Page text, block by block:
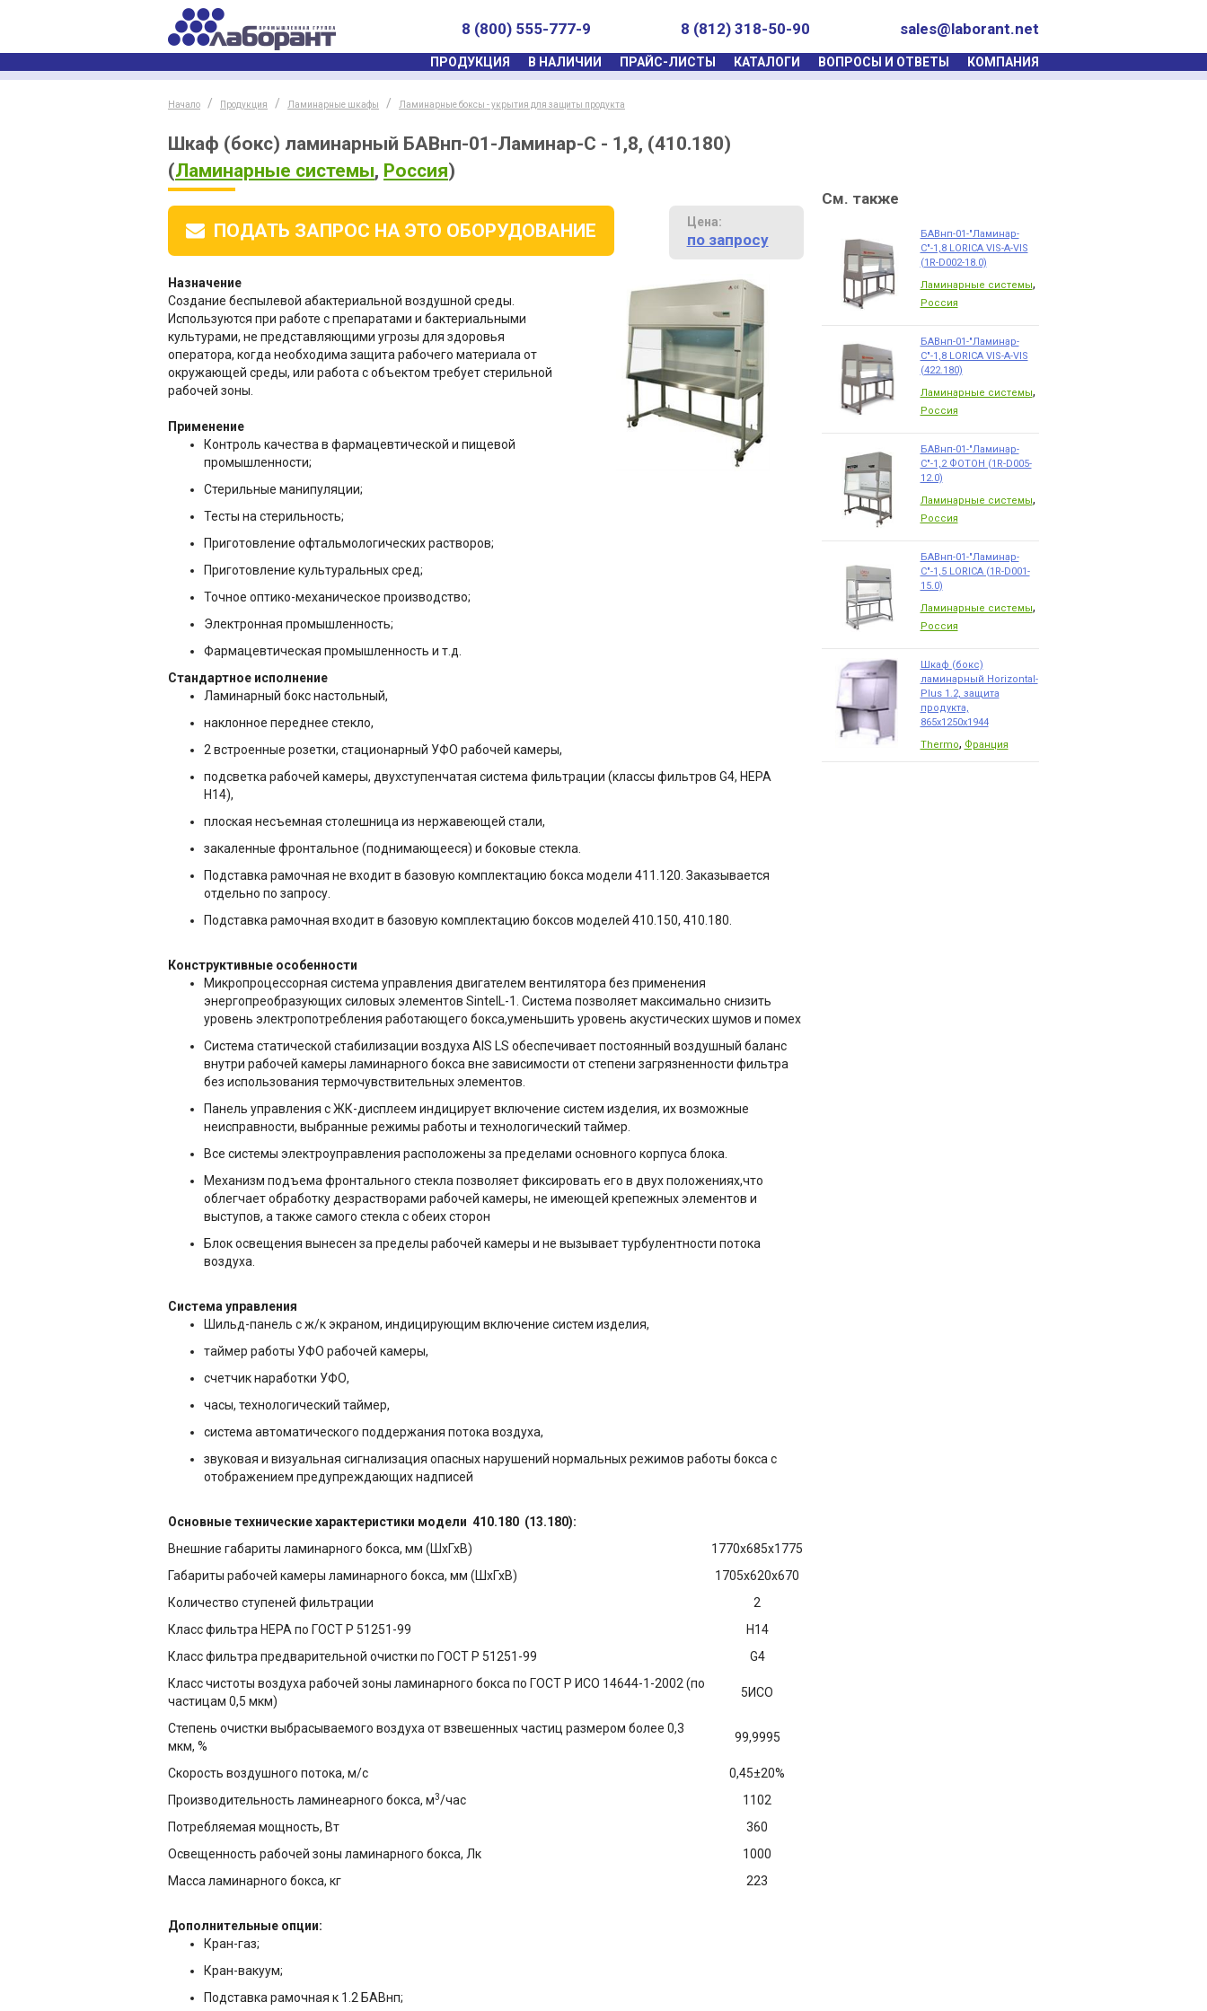
sales@laborant.net
8 (812) 318-50-90
8 (800) 555-777-9
ПРОДУКЦИЯ В НАЛИЧИИ ПРАЙС-ЛИСТЫ КАТАЛОГИ ВОПРОСЫ И ОТВЕТЫ КОМПАНИЯ
Начало Продукция Ламинарные шкафы Ламинарные боксы - укрытия для защиты продукта
Шкаф (бокс) ламинарный БАВнп-01-Ламинар-С - 1,8, (410.180)
(Ламинарные системы, Россия)
ПОДАТЬ ЗАПРОС НА ЭТО ОБОРУДОВАНИЕ Цена:
по запросу
Назначение
Создание беспылевой абактериальной воздушной среды.
Используются при работе с препаратами и бактериальными
культурами, не представляющими угрозы для здоровья
оператора, когда необходима защита рабочего материала от
окружающей среды, или работа с объектом требует стерильной
рабочей зоны.
Применение
Контроль качества в фармацевтической и пищевой
промышленности;
Стерильные манипуляции;
Тесты на стерильность;
Приготовление офтальмологических растворов;
Приготовление культуральных сред;
Точное оптико-механическое производство;
Электронная промышленность;
Фармацевтическая промышленность и т.д.
Стандартное исполнение
Ламинарный бокс настольный,
наклонное переднее стекло,
2 встроенные розетки, стационарный УФО рабочей камеры,
подсветка рабочей камеры, двухступенчатая система фильтрации (классы фильтров G4, НЕРА
Н14),
плоская несъемная столешница из нержавеющей стали,
закаленные фронтальное (поднимающееся) и боковые стекла.
Подставка рамочная не входит в базовую комплектацию бокса модели 411.120. Заказывается
отдельно по запросу.
Подставка рамочная входит в базовую комплектацию боксов моделей 410.150, 410.180.
Конструктивные особенности
Микропроцессорная система управления двигателем вентилятора без применения
энергопреобразующих силовых элементов SintelL-1. Система позволяет максимально снизить
уровень электропотребления работающего бокса,уменьшить уровень акустических шумов и помех
Система статической стабилизации воздуха AIS LS обеспечивает постоянный воздушный баланс
внутри рабочей камеры ламинарного бокса вне зависимости от степени загрязненности фильтра
без использования термочувствительных элементов.
Панель управления с ЖК-дисплеем индицирует включение систем изделия, их возможные
неисправности, выбранные режимы работы и технологический таймер.
Все системы электроуправления расположены за пределами основного корпуса блока.
Механизм подъема фронтального стекла позволяет фиксировать его в двух положениях,что
облегчает обработку дезрастворами рабочей камеры, не имеющей крепежных элементов и
выступов, а также самого стекла с обеих сторон
Блок освещения вынесен за пределы рабочей камеры и не вызывает турбулентности потока
воздуха.
Система управления
Шильд-панель с ж/к экраном, индицирующим включение систем изделия,
таймер работы УФО рабочей камеры,
счетчик наработки УФО,
часы, технологический таймер,
система автоматического поддержания потока воздуха,
звуковая и визуальная сигнализация опасных нарушений нормальных режимов работы бокса с
отображением предупреждающих надписей
Основные технические характеристики модели 410.180 (13.180):
Внешние габариты ламинарного бокса, мм (ШхГхВ)
1770х685х1775
Габариты рабочей камеры ламинарного бокса, мм (ШхГхВ)
1705х620х670
Количество ступеней фильтрации
2
Класс фильтра HEPA по ГОСТ Р 51251-99
Н14
Класс фильтра предварительной очистки по ГОСТ Р 51251-99
G4
Класс чистоты воздуха рабочей зоны ламинарного бокса по ГОСТ Р ИСО 14644-1-2002 (по
частицам 0,5 мкм)
5ИСО
Степень очистки выбрасываемого воздуха от взвешенных частиц размером более 0,3
мкм, %
99,9995
Скорость воздушного потока, м/с
0,45±20%
Производительность ламинеарного бокса, м3/час
1102
Потребляемая мощность, Вт
360
Освещенность рабочей зоны ламинарного бокса, Лк
1000
Масса ламинарного бокса, кг
223
Дополнительные опции:
Кран-газ;
Кран-вакуум;
Подставка рамочная к 1.2 БАВнп;
См. также
БАВнп-01-"Ламинар-
С"-1,8 LORICA VIS-A-VIS
(1R-D002-18.0)
Ламинарные системы,
Россия
БАВнп-01-"Ламинар-
С"-1,8 LORICA VIS-A-VIS
(422.180)
Ламинарные системы,
Россия
БАВнп-01-"Ламинар-
С"-1,2 ФОТОН (1R-D005-
12.0)
Ламинарные системы,
Россия
БАВнп-01-"Ламинар-
С"-1,5 LORICA (1R-D001-
15.0)
Ламинарные системы,
Россия
Шкаф (бокс)
ламинарный Horizontal-
Plus 1.2, защита
продукта,
865х1250х1944
Thermo, Франция